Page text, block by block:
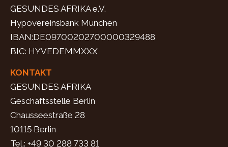
GESUNDES AFRIKA e.V.
Hypovereinsbank München
IBAN:DE09700202700000329488
BIC: HYVEDEMMXXX
KONTAKT
GESUNDES AFRIKA
Geschäftsstelle Berlin
Chausseestraße 28
10115 Berlin
Tel.: +49 30 288 733 81